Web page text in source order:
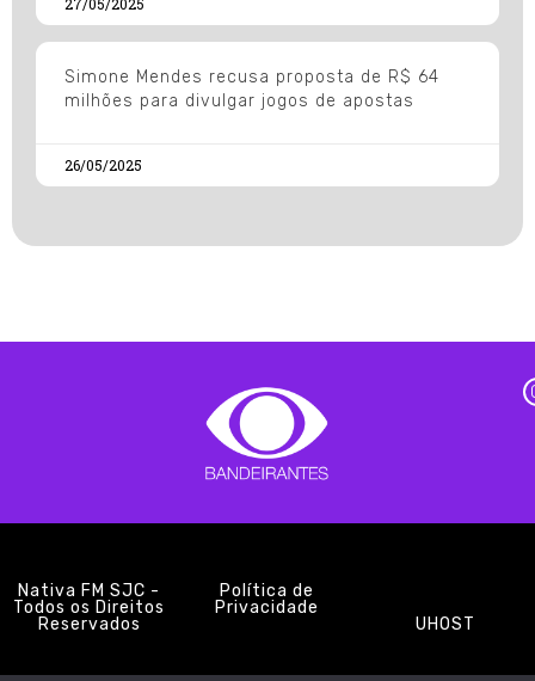
27/05/2025
Simone Mendes recusa proposta de R$ 64
milhões para divulgar jogos de apostas
26/05/2025
Nativa FM SJC -
Todos os Direitos
Reservados
Política de
Privacidade
UHOST